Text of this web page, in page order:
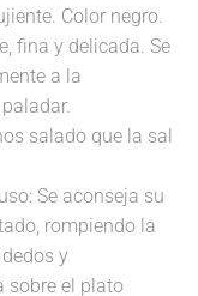
Color negro.
fina y delicada. Se
a la
salado que la sal
Se aconseja su
rompiendo la
y
sobre el plato